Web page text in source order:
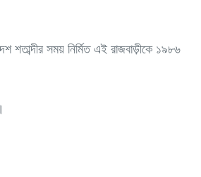
সময় নির্মিত এই রাজবাড়ীকে ১৯৮৬